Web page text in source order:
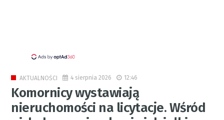
AKTUALNOŚCI 4 sierpnia 2026 12:46
Komornicy wystawiają
nieruchomości na licytacje. Wśród